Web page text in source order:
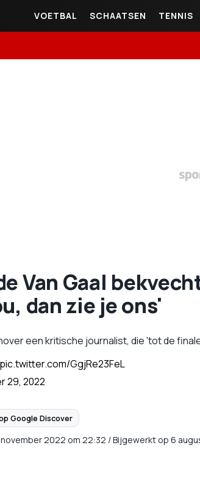
VOETBAL SCHAATSEN TENNIS
Van Gaal
dan zie je ons'
een kritische journalist, die 'tot de
pic.twitter.com/GgjRe23FeL
29, 2022
Google Discover
2022 om 22:32 /Bijgewerkt op 6